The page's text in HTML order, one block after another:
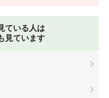
ている人は
見ています